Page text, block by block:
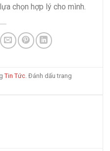
chọn hợp lý cho mình.
Tin Tức . Đánh dấu trang